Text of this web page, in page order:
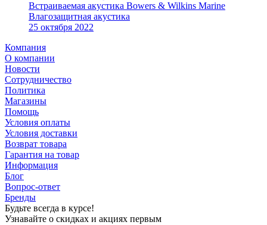
Встраиваемая акустика Bowers & Wilkins Marine
Влагозащитная акустика
25 октября 2022
Компания
О компании
Новости
Сотрудничество
Политика
Магазины
Помощь
Условия оплаты
Условия доставки
Возврат товара
Гарантия на товар
Информация
Блог
Вопрос-ответ
Бренды
Будьте всегда в курсе!
Узнавайте о скидках и акциях первым